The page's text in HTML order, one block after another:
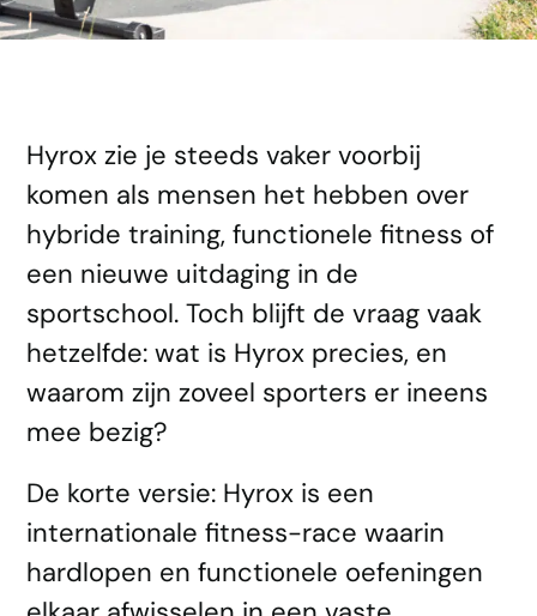
Hyrox zie je steeds vaker voorbij
komen als mensen het hebben over
hybride training, functionele fitness of
een nieuwe uitdaging in de
sportschool. Toch blijft de vraag vaak
hetzelfde: wat is Hyrox precies, en
waarom zijn zoveel sporters er ineens
mee bezig?
De korte versie: Hyrox is een
internationale fitness-race waarin
hardlopen en functionele oefeningen